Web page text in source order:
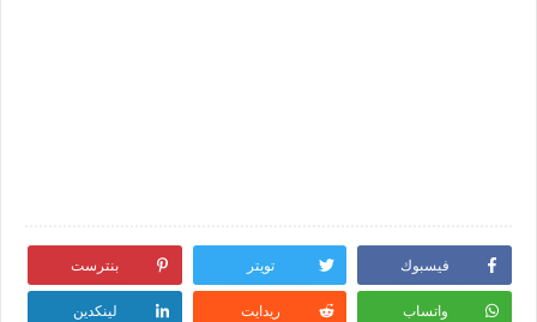
فيسبوك تويتر بنترست
واتساب ريدايت لينكدين